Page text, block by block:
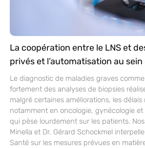
La coopération entre le LNS et
privés et l’automatisation au sein
Le diagnostic de maladies graves
fortement des analyses de biopsies
malgré certaines améliorations, les délais
notamment en oncologie, gynécologie
qui pèse lourdement sur les patients.
Minella et Dr. Gérard Schockmel
Santé sur les mesures prévues en